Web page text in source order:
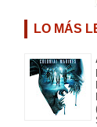
LO MÁS